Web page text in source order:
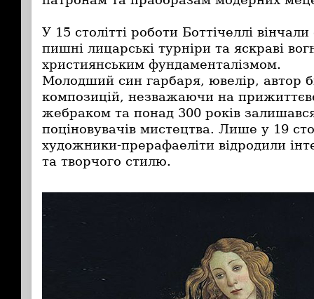
У 15 столітті роботи Боттічеллі
пишні лицарські турніри та яскраві
християнським фундаменталізмом.
Молодший син гарбаря, ювелір, автор
композицій, незважаючи на
жебраком та понад 300 років
поціновувачів мистецтва. Лише у 19
художники-прерафаеліти відродили
та творчого стилю.